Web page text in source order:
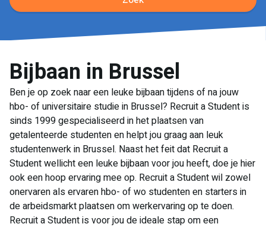
Bijbaan in Brussel
Ben je op zoek naar een leuke bijbaan tijdens of na jouw
hbo- of universitaire studie in Brussel? Recruit a Student is
sinds 1999 gespecialiseerd in het plaatsen van
getalenteerde studenten en helpt jou graag aan leuk
studentenwerk in Brussel. Naast het feit dat Recruit a
Student wellicht een leuke bijbaan voor jou heeft, doe je hier
ook een hoop ervaring mee op. Recruit a Student wil zowel
onervaren als ervaren hbo- of wo studenten en starters in
de arbeidsmarkt plaatsen om werkervaring op te doen.
Recruit a Student is voor jou de ideale stap om een